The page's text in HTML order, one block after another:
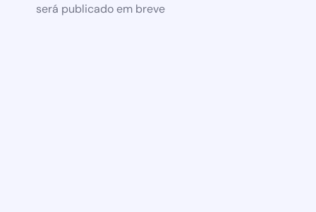
será publicado em breve